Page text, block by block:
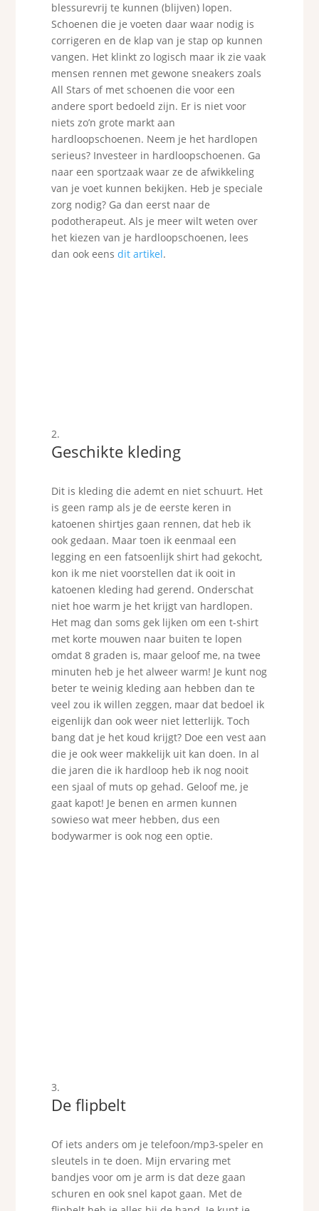
blessurevrij te kunnen (blijven) lopen.
Schoenen die je voeten daar waar nodig is
corrigeren en de klap van je stap op kunnen
vangen. Het klinkt zo logisch maar ik zie vaak
mensen rennen met gewone sneakers zoals
All Stars of met schoenen die voor een
andere sport bedoeld zijn. Er is niet voor
niets zo’n grote markt aan
hardloopschoenen. Neem je het hardlopen
serieus? Investeer in hardloopschoenen. Ga
naar een sportzaak waar ze de afwikkeling
van je voet kunnen bekijken. Heb je speciale
zorg nodig? Ga dan eerst naar de
podotherapeut. Als je meer wilt weten over
het kiezen van je hardloopschoenen, lees
dan ook eensdit artikel.
Geschikte kleding
Dit is kleding die ademt en niet schuurt. Het
is geen ramp als je de eerste keren in
katoenen shirtjes gaan rennen, dat heb ik
ook gedaan. Maar toen ik eenmaal een
legging en een fatsoenlijk shirt had gekocht,
kon ik me niet voorstellen dat ik ooit in
katoenen kleding had gerend. Onderschat
niet hoe warm je het krijgt van hardlopen.
Het mag dan soms gek lijken om een t-shirt
met korte mouwen naar buiten te lopen
omdat 8 graden is, maar geloof me, na twee
minuten heb je het alweer warm! Je kunt nog
beter te weinig kleding aan hebben dan te
veel zou ik willen zeggen, maar dat bedoel ik
eigenlijk dan ook weer niet letterlijk. Toch
bang dat je het koud krijgt? Doe een vest aan
die je ook weer makkelijk uit kan doen. In al
die jaren die ik hardloop heb ik nog nooit
een sjaal of muts op gehad. Geloof me, je
gaat kapot! Je benen en armen kunnen
sowieso wat meer hebben, dus een
bodywarmer is ook nog een optie.
De flipbelt
Of iets anders om je telefoon/mp3-speler en
sleutels in te doen. Mijn ervaring met
bandjes voor om je arm is dat deze gaan
schuren en ook snel kapot gaan. Met de